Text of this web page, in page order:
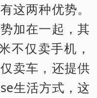
这两种优势。
加在一起，其
不仅卖手机，
卖车，还提供
生活方式，这